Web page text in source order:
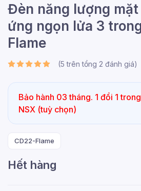
Đèn năng lượng
ứng ngọn lửa 3
Flame
(5 trên tổng 2 đánh giá)
Bảo hành 03 tháng. 1 đổi 1
NSX (tuỳ chọn)
CD22-Flame
Hết hàng